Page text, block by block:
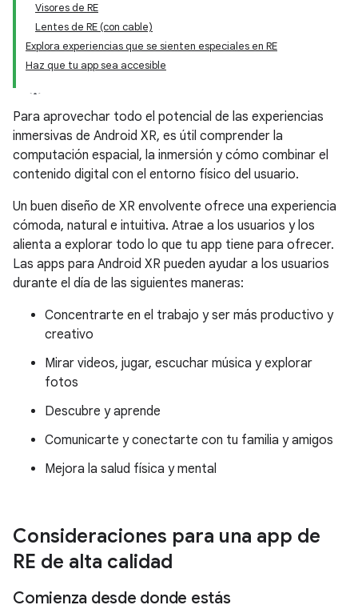
Visores de RE
Lentes de RE (con cable)
Explora experiencias que se sienten especiales en RE
Haz que tu app sea accesible
Para aprovechar todo el potencial de las experiencias
inmersivas de Android XR, es útil comprender la
computación espacial, la inmersión y cómo combinar el
contenido digital con el entorno físico del usuario.
Un buen diseño de XR envolvente ofrece una experiencia
cómoda, natural e intuitiva. Atrae a los usuarios y los
alienta a explorar todo lo que tu app tiene para ofrecer.
Las apps para Android XR pueden ayudar a los usuarios
durante el día de las siguientes maneras:
Concentrarte en el trabajo y ser más productivo y
creativo
Mirar videos, jugar, escuchar música y explorar
fotos
Descubre y aprende
Comunicarte y conectarte con tu familia y amigos
Mejora la salud física y mental
Consideraciones para una app de
RE de alta calidad
Comienza desde donde estás